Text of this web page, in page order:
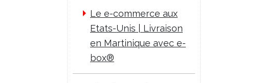
Le e-commerce aux
Etats-Unis | Livraison
en Martinique avec e-
box®